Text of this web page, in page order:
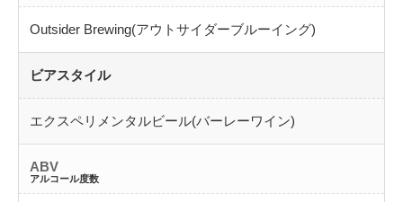
Outsider Brewing(アウトサイダーブルーイング)
ビアスタイル
エクスペリメンタルビール(バーレーワイン)
ABV
アルコール度数